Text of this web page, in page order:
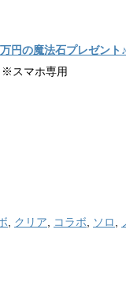
円の魔法石プレゼント♪
※スマホ専用
クリア コラボ ソロ